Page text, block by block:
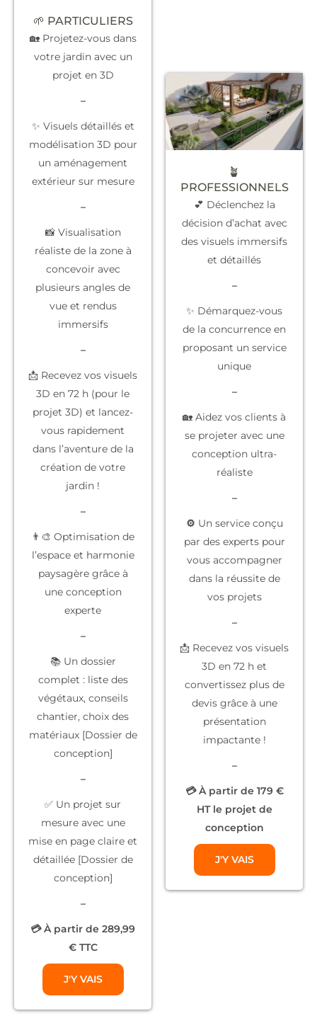
🌱 PARTICULIERS
🏡 Projetez-vous dans
votre jardin avec un
projet en 3D
–
✨ Visuels détaillés et
modélisation 3D pour
un aménagement
extérieur sur mesure
–
📸 Visualisation
réaliste de la zone à
concevoir avec
plusieurs angles de
vue et rendus
immersifs
–
📩 Recevez vos visuels
3D en 72 h (pour le
projet 3D) et lancez-
vous rapidement
dans l’aventure de la
création de votre
jardin !
–
👨‍🎨 Optimisation de
l’espace et harmonie
paysagère grâce à
une conception
experte
–
📚 Un dossier
complet : liste des
végétaux, conseils
chantier, choix des
matériaux [Dossier de
conception]
–
✅ Un projet sur
mesureavec une
mise en page claire et
détaillée [Dossier de
conception]
–
💳 À partir de 289,99
€ TTC
J'Y VAIS
🪴
PROFESSIONNELS
💕 Déclenchez la
décision d’achat avec
des visuels immersifs
et détaillés
–
✨ Démarquez-vous
de la concurrence en
proposant un service
unique
–
🏡 Aidez vos clients à
se projeter avec une
conception ultra-
réaliste
–
⚙️ Un service conçu
par des expertspour
vous accompagner
dans la réussite de
vos projets
–
📩 Recevez vos visuels
3D en 72 h et
convertissez plus de
devis grâce à une
présentation
impactante !
–
💳 À partir de 179 €
HT le projet de
conception
J'Y VAIS